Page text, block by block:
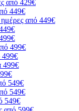
από 429€
449€
από 449€
499€
499€
499€
549€
549€
549€